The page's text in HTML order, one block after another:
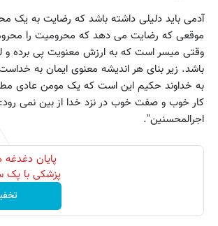
آدمی باید دلیلی داشته باشد که رضایت به یک
موقعی که رضایت می دهد که محرومیت را
وقتی میسر است که به ارزش معنویت پی برده و
باشد. زیر بنای هر اندیشه معنوی ایمان به
به خداوند حکیم این است که یک مومن عادی
کار خوب و صفت خوب در نزد خدا از بین نمی رود:
اجرالمحسنین".
پایان
پزشکی با پک